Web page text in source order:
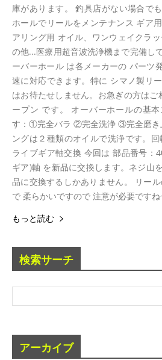
庫があります。 釣具店がない場合で
ホールでリールをメンテナンス ギア
アリング用 オイル、ワンウェイクラ
の他...医療用超音波洗浄機まで完備し
ーバーホール は各メーカーの パーツ
速に対応できます。特に シマノ製リ
はお待たせしません。お急ぎの方は
ープン です。 オーバーホールの基
す：①完全バラ ②完全洗浄 ③完全磨き
ングは２種類のオイルで洗浄です。
ライブギア軸交換 今回は 部品番号：
ギア)軸 を新品に交換します。ネジ山
品に交換するしかありません。 リー
で 柔らかいですので 注意が必要です
もっと読む
検索サーチ
アーカイブ